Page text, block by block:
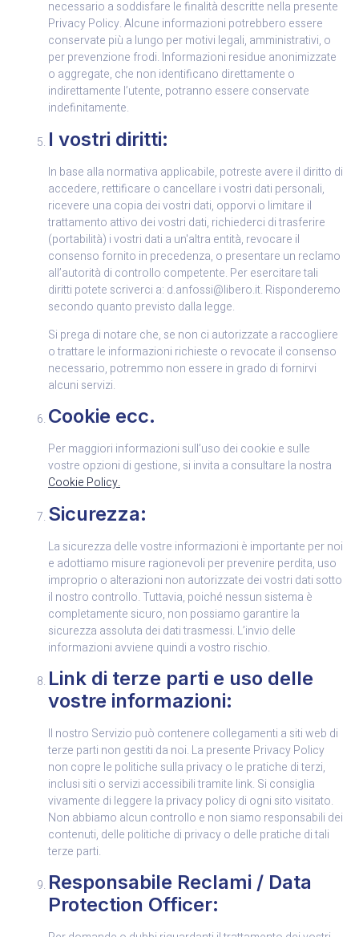
necessario a soddisfare le finalità descritte nella presente
Privacy Policy. Alcune informazioni potrebbero essere
conservate più a lungo per motivi legali, amministrativi, o
per prevenzione frodi. Informazioni residue anonimizzate
o aggregate, che non identificano direttamente o
indirettamente l’utente, potranno essere conservate
indefinitamente.
I vostri diritti:
In base alla normativa applicabile, potreste avere il diritto di
accedere, rettificare o cancellare i vostri dati personali,
ricevere una copia dei vostri dati, opporvi o limitare il
trattamento attivo dei vostri dati, richiederci di trasferire
(portabilità) i vostri dati a un'altra entità, revocare il
consenso fornito in precedenza, o presentare un reclamo
all’autorità di controllo competente. Per esercitare tali
diritti potete scriverci a: d.anfossi@libero.it. Risponderemo
secondo quanto previsto dalla legge.
Si prega di notare che, se non ci autorizzate a raccogliere
o trattare le informazioni richieste o revocate il consenso
necessario, potremmo non essere in grado di fornirvi
alcuni servizi.
Cookie ecc.
Per maggiori informazioni sull’uso dei cookie e sulle
vostre opzioni di gestione, si invita a consultare la nostra
Cookie Policy.
Sicurezza:
La sicurezza delle vostre informazioni è importante per noi
e adottiamo misure ragionevoli per prevenire perdita, uso
improprio o alterazioni non autorizzate dei vostri dati sotto
il nostro controllo. Tuttavia, poiché nessun sistema è
completamente sicuro, non possiamo garantire la
sicurezza assoluta dei dati trasmessi. L’invio delle
informazioni avviene quindi a vostro rischio.
Link di terze parti e uso delle
vostre informazioni:
Il nostro Servizio può contenere collegamenti a siti web di
terze parti non gestiti da noi. La presente Privacy Policy
non copre le politiche sulla privacy o le pratiche di terzi,
inclusi siti o servizi accessibili tramite link. Si consiglia
vivamente di leggere la privacy policy di ogni sito visitato.
Non abbiamo alcun controllo e non siamo responsabili dei
contenuti, delle politiche di privacy o delle pratiche di tali
terze parti.
Responsabile Reclami / Data
Protection Officer: